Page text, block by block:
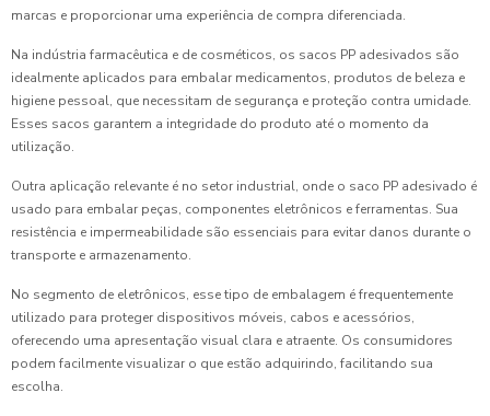
marcas e proporcionar uma experiência de compra diferenciada.
Na indústria farmacêutica e de cosméticos, os sacos PP adesivados são
idealmente aplicados para embalar medicamentos, produtos de beleza e
higiene pessoal, que necessitam de segurança e proteção contra umidade.
Esses sacos garantem a integridade do produto até o momento da
utilização.
Outra aplicação relevante é no setor industrial, onde o saco PP adesivado é
usado para embalar peças, componentes eletrônicos e ferramentas. Sua
resistência e impermeabilidade são essenciais para evitar danos durante o
transporte e armazenamento.
No segmento de eletrônicos, esse tipo de embalagem é frequentemente
utilizado para proteger dispositivos móveis, cabos e acessórios,
oferecendo uma apresentação visual clara e atraente. Os consumidores
podem facilmente visualizar o que estão adquirindo, facilitando sua
escolha.